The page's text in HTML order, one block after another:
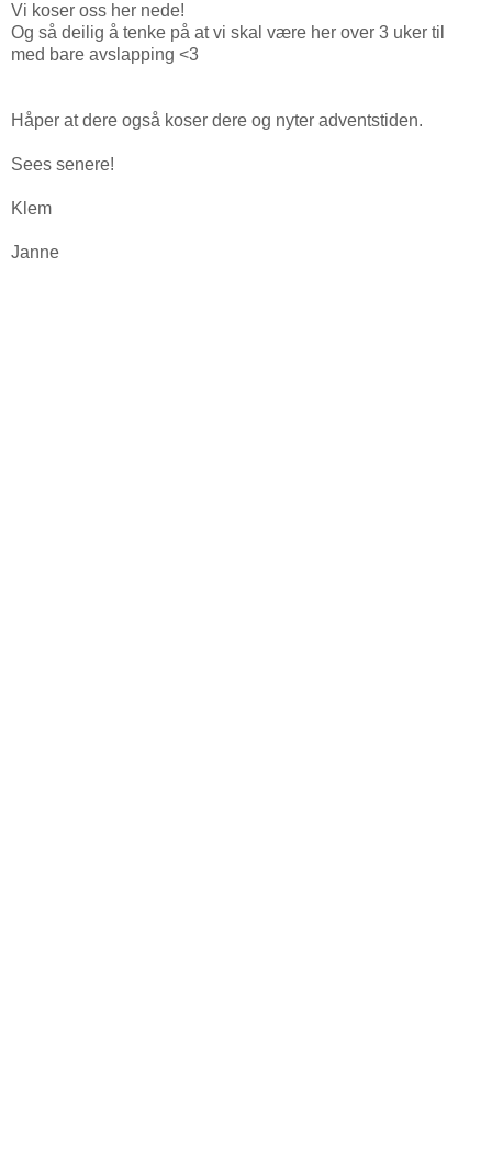
Vi koser oss her nede!
Og så deilig å tenke på at vi skal være her over 3 uker til
med bare avslapping <3
Håper at dere også koser dere og nyter adventstiden.
Sees senere!
Klem
Janne